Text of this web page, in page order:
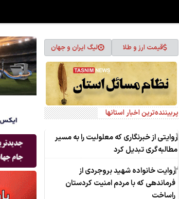
قیمت ارز و طلا لیگ ایران و جهان
پربیننده‌ترین اخبار استانها
1روایتی از خبرنگاری که معلولیت را به مسیر
مطالبه‌گری تبدیل کرد
2روایت خانواده شهید بروجردی از
فرماندهی که با مردم امنیت کردستان
راساخت